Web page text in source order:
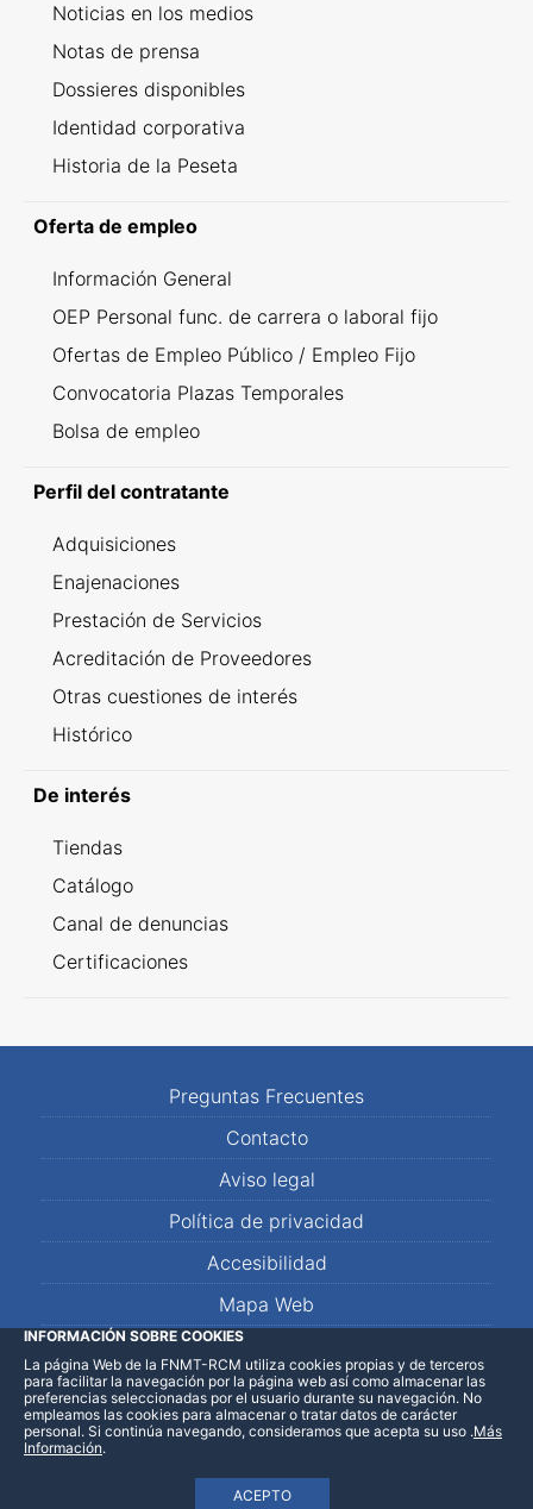
Noticias en los medios
Notas de prensa
Dossieres disponibles
Identidad corporativa
Historia de la Peseta
Oferta de empleo
Información General
OEP Personal func. de carrera o laboral fijo
Ofertas de Empleo Público / Empleo Fijo
Convocatoria Plazas Temporales
Bolsa de empleo
Perfil del contratante
Adquisiciones
Enajenaciones
Prestación de Servicios
Acreditación de Proveedores
Otras cuestiones de interés
Histórico
De interés
Tiendas
Catálogo
Canal de denuncias
Certificaciones
Preguntas Frecuentes
Contacto
Aviso legal
Política de privacidad
Accesibilidad
Mapa Web
LinkedInFacebookWhatsApp
INFORMACIÓN SOBRE COOKIES
La página Web de la FNMT-RCM utiliza cookies propias y de terceros
para facilitar la navegación por la página web así como almacenar las
preferencias seleccionadas por el usuario durante su navegación. No
empleamos las cookies para almacenar o tratar datos de carácter
personal. Si continúa navegando, consideramos que acepta su uso
ACEPTO
.Más
Información.